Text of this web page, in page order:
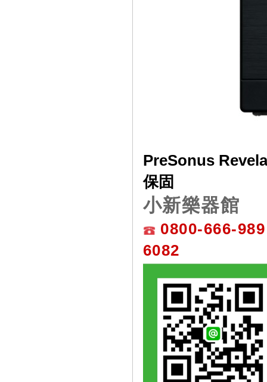
PreSonus
保固
小新樂器館
0800-666-989
6082